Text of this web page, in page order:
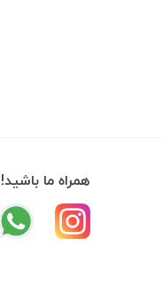
همراه ما باشید!